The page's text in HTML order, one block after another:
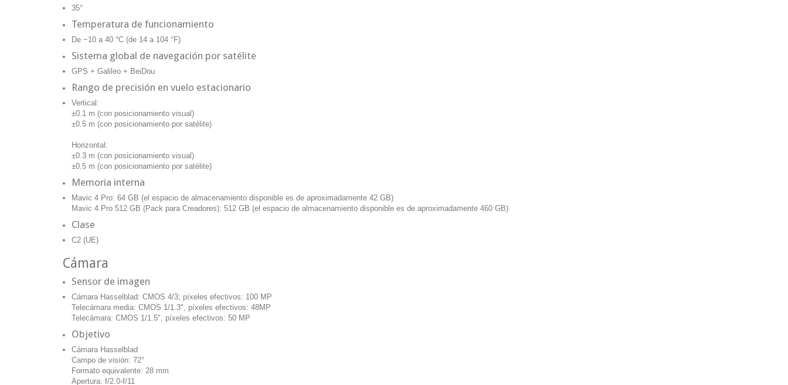
35°
Temperatura de funcionamiento
De −10 a 40 °C (de 14 a 104 °F)
Sistema global de navegación por satélite
GPS + Galileo + BeiDou
Rango de precisión en vuelo estacionario
Vertical:
±0.1 m (con posicionamiento visual)
±0.5 m (con posicionamiento por satélite)
Horizontal:
±0.3 m (con posicionamiento visual)
±0.5 m (con posicionamiento por satélite)
Memoria interna
Mavic 4 Pro: 64 GB (el espacio de almacenamiento disponible es de aproximadamente 42 GB)
Mavic 4 Pro 512 GB (Pack para Creadores): 512 GB (el espacio de almacenamiento disponible es de aproximadamente 460 GB)
Clase
C2 (UE)
Cámara
Sensor de imagen
Cámara Hasselblad: CMOS 4/3; píxeles efectivos: 100 MP
Telecámara media: CMOS 1/1.3", píxeles efectivos: 48MP
Telecámara: CMOS 1/1.5", píxeles efectivos: 50 MP
Objetivo
Cámara Hasselblad
Campo de visión: 72°
Formato equivalente: 28 mm
Apertura: f/2.0-f/11